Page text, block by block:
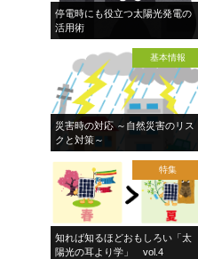
停電時にも役立つ太陽光発電の
活用術
基本情報
災害時の対応 ～自然災害のリス
クと対策～
特集
知れば知るほどおもしろい「太
陽光の耳より学」 vol.4